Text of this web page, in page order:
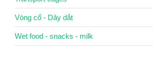
Vòng cổ - Dây dắt
Wet food - snacks - milk